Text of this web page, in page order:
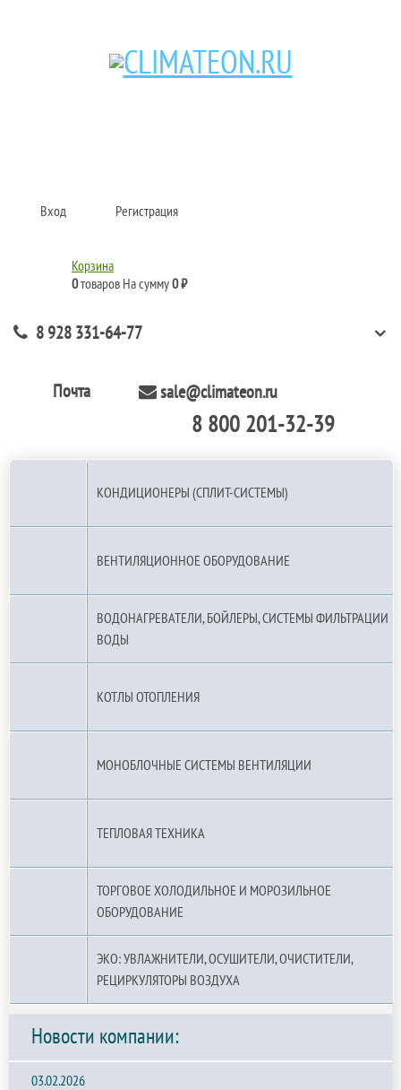
Кондиционеры и сплит-системы, газовые котлы, тепловые завесы, водяные
Вход Регистрация
Корзина
0товаров На сумму0 ₽
8 928 331-64-77
Почта sale@climateon.ru
8 800 201-32-39
КОНДИЦИОНЕРЫ (СПЛИТ-СИСТЕМЫ)
ВЕНТИЛЯЦИОННОЕ ОБОРУДОВАНИЕ
ВОДОНАГРЕВАТЕЛИ, БОЙЛЕРЫ, СИСТЕМЫ ФИЛЬТРАЦИИ
ВОДЫ
КОТЛЫ ОТОПЛЕНИЯ
МОНОБЛОЧНЫЕ СИСТЕМЫ ВЕНТИЛЯЦИИ
ТЕПЛОВАЯ ТЕХНИКА
ТОРГОВОЕ ХОЛОДИЛЬНОЕ И МОРОЗИЛЬНОЕ
ОБОРУДОВАНИЕ
ЭКО: УВЛАЖНИТЕЛИ, ОСУШИТЕЛИ, ОЧИСТИТЕЛИ,
РЕЦИРКУЛЯТОРЫ ВОЗДУХА
Новости компании:
03.02.2026